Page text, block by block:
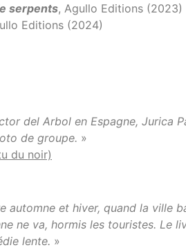
serpents, Agullo Editions (2023)
Editions (2024)
del Arbol en Espagne, Jurica
de groupe. »
du noir)
automne et hiver, quand la ville
ne va, hormis les touristes. Le
lente. »